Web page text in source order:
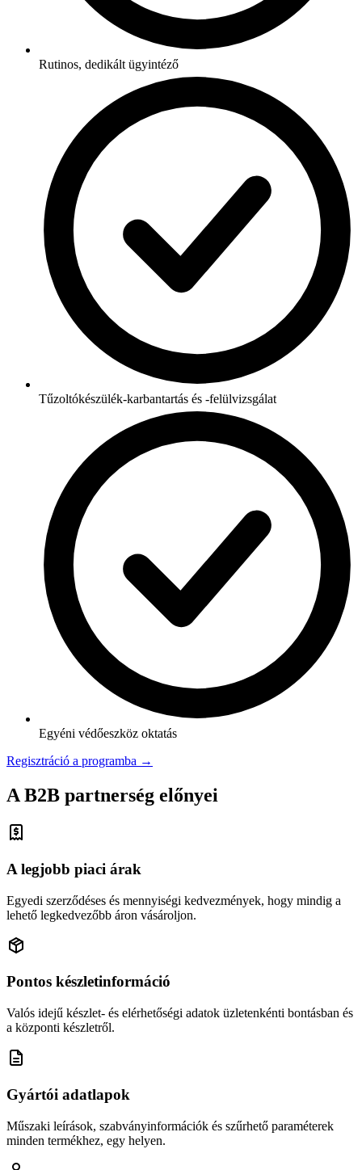
Rutinos, dedikált ügyintéző
Tűzoltókészülék-karbantartás és -felülvizsgálat
Egyéni védőeszköz oktatás
Regisztráció a programba →
A B2B partnerség előnyei
A legjobb piaci árak
Egyedi szerződéses és mennyiségi kedvezmények, hogy mindig a
lehető legkedvezőbb áron vásároljon.
Pontos készletinformáció
Valós idejű készlet- és elérhetőségi adatok üzletenkénti bontásban és
a központi készletről.
Gyártói adatlapok
Műszaki leírások, szabványinformációk és szűrhető paraméterek
minden termékhez, egy helyen.